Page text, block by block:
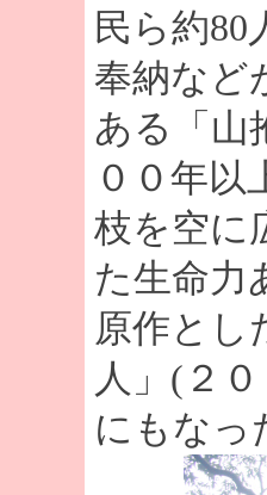
民ら約80
奉納など
ある「山
００年
枝を空に
た生命力
原作とし
人」(２
にもなっ